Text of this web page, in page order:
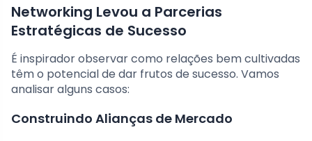
Networking Levou a Parcerias
Estratégicas de Sucesso
É inspirador observar como relações bem cultivadas
têm o potencial de dar frutos de sucesso. Vamos
analisar alguns casos:
Construindo Alianças de Mercado